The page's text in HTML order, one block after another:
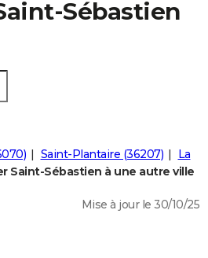
Sébastien
Saint-Plantaire (36207)
La
Saint-Sébastien à une autre ville
Mise à jour le 30/10/25